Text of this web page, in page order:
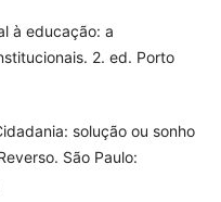
à educação: a
2. ed. Porto
solução ou sonho
São Paulo: